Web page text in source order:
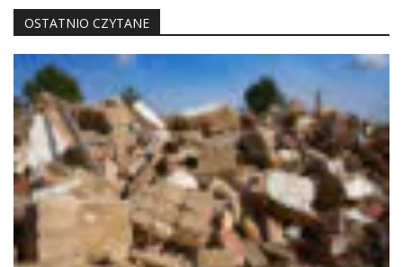
OSTATNIO CZYTANE